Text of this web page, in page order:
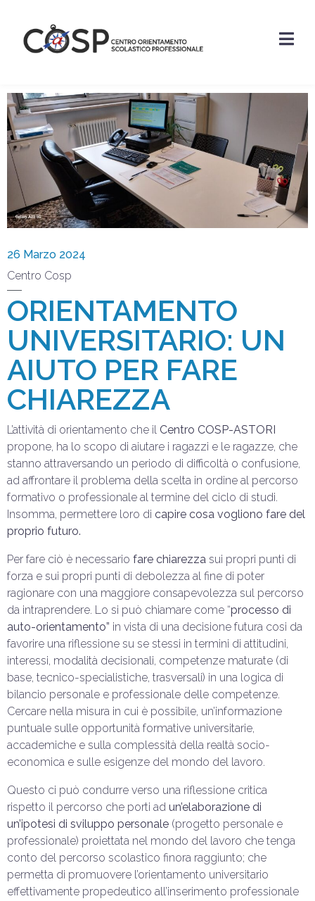
26 Marzo 2024
Centro Cosp
ORIENTAMENTO
UNIVERSITARIO: UN
AIUTO PER FARE
CHIAREZZA
L’attività di orientamento che il Centro COSP-ASTORI
propone, ha lo scopo di aiutare i ragazzi e le ragazze, che
stanno attraversando un periodo di difficoltà o confusione,
ad affrontare il problema della scelta in ordine al percorso
formativo o professionale al termine del ciclo di studi.
Insomma, permettere loro di capire cosa vogliono fare del
proprio futuro.
Per fare ciò è necessario fare chiarezza sui propri punti di
forza e sui propri punti di debolezza al fine di poter
ragionare con una maggiore consapevolezza sul percorso
da intraprendere. Lo si può chiamare come “processo di
auto-orientamento” in vista di una decisione futura cosi da
favorire una riflessione su se stessi in termini di attitudini,
interessi, modalità decisionali, competenze maturate (di
base, tecnico-specialistiche, trasversali) in una logica di
bilancio personale e professionale delle competenze.
Cercare nella misura in cui è possibile, un’informazione
puntuale sulle opportunità formative universitarie,
accademiche e sulla complessità della realtà socio-
economica e sulle esigenze del mondo del lavoro.
Questo ci può condurre verso una riflessione critica
rispetto il percorso che porti ad un’elaborazione di
un’ipotesi di sviluppo personale (progetto personale e
professionale) proiettata nel mondo del lavoro che tenga
conto del percorso scolastico finora raggiunto; che
permetta di promuovere l’orientamento universitario
effettivamente propedeutico all’inserimento professionale